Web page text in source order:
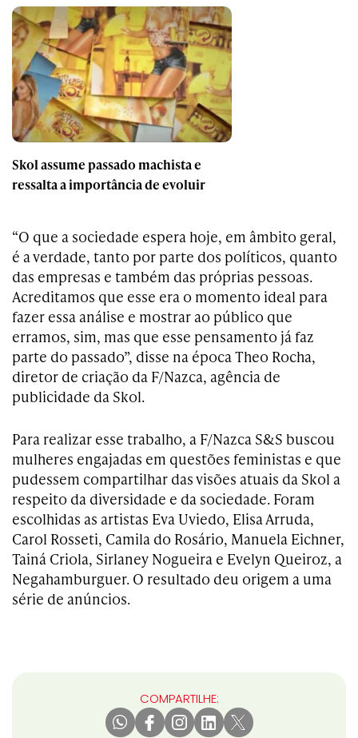
Skol assume passado machista e
ressalta a importância de evoluir
“O que a sociedade espera hoje, em âmbito geral,
é a verdade, tanto por parte dos políticos, quanto
das empresas e também das próprias pessoas.
Acreditamos que esse era o momento ideal para
fazer essa análise e mostrar ao público que
erramos, sim, mas que esse pensamento já faz
parte do passado”, disse na época Theo Rocha,
diretor de criação da F/Nazca, agência de
publicidade da Skol.
Para realizar esse trabalho, a F/Nazca S&S buscou
mulheres engajadas em questões feministas e que
pudessem compartilhar das visões atuais da Skol a
respeito da diversidade e da sociedade. Foram
escolhidas as artistas Eva Uviedo, Elisa Arruda,
Carol Rosseti, Camila do Rosário, Manuela Eichner,
Tainá Criola, Sirlaney Nogueira e Evelyn Queiroz, a
Negahamburguer. O resultado deu origem a uma
série de anúncios.
COMPARTILHE: